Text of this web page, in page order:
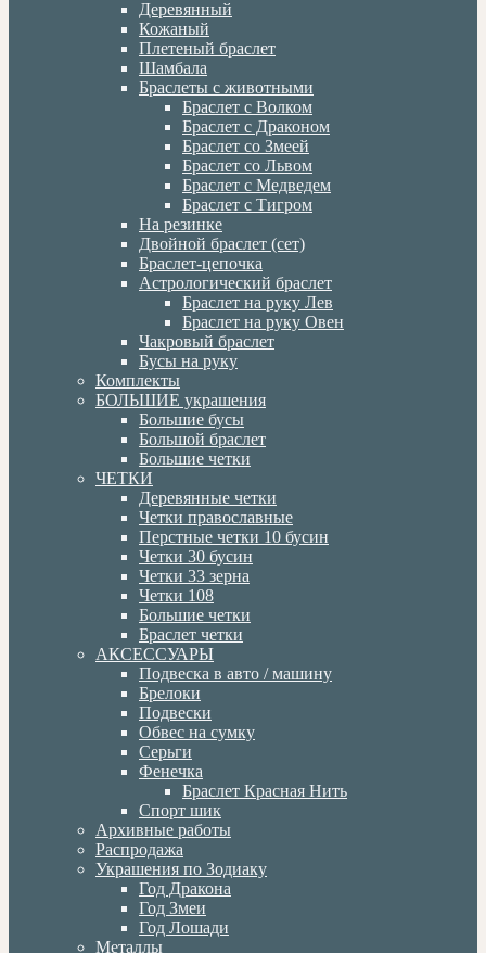
Деревянный
Кожаный
Плетеный браслет
Шамбала
Браслеты с животными
Браслет с Волком
Браслет с Драконом
Браслет со Змеей
Браслет со Львом
Браслет с Медведем
Браслет с Тигром
На резинке
Двойной браслет (сет)
Браслет-цепочка
Астрологический браслет
Браслет на руку Лев
Браслет на руку Овен
Чакровый браслет
Бусы на руку
Комплекты
БОЛЬШИЕ украшения
Большие бусы
Большой браслет
Большие четки
ЧЕТКИ
Деревянные четки
Четки православные
Перстные четки 10 бусин
Четки 30 бусин
Четки 33 зерна
Четки 108
Большие четки
Браслет четки
АКСЕССУАРЫ
Подвеска в авто / машину
Брелоки
Подвески
Обвес на сумку
Серьги
Фенечка
Браслет Красная Нить
Спорт шик
Архивные работы
Распродажа
Украшения по Зодиаку
Год Дракона
Год Змеи
Год Лошади
Металлы